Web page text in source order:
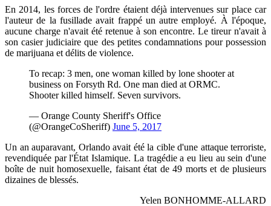
En 2014, les forces de l'ordre étaient déjà intervenues sur place car
l'auteur de la fusillade avait frappé un autre employé. À l'époque,
aucune charge n'avait été retenue à son encontre. Le tireur n'avait à
son casier judiciaire que des petites condamnations pour possession
de marijuana et délits de violence.
To recap: 3 men, one woman killed by lone shooter at
business on Forsyth Rd. One man died at ORMC.
Shooter killed himself. Seven survivors.
— Orange County Sheriff's Office
(@OrangeCoSheriff) June 5, 2017
Un an auparavant, Orlando avait été la cible d'une attaque terroriste,
revendiquée par l'État Islamique. La tragédie a eu lieu au sein d'une
boîte de nuit homosexuelle, faisant état de 49 morts et de plusieurs
dizaines de blessés.
Yelen BONHOMME-ALLARD